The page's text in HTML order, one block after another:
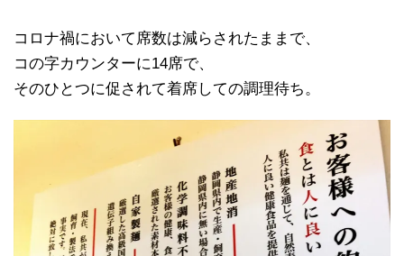
コロナ禍において席数は減らされたままで、
コの字カウンターに14席で、
そのひとつに促されて着席しての調理待ち。